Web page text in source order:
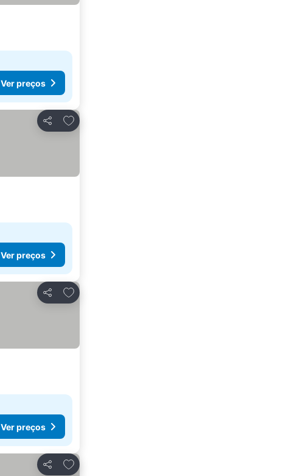
Ver preços
Partilhar
Adicionar aos favoritos
Ver preços
Partilhar
Adicionar aos favoritos
Ver preços
Partilhar
Adicionar aos favoritos